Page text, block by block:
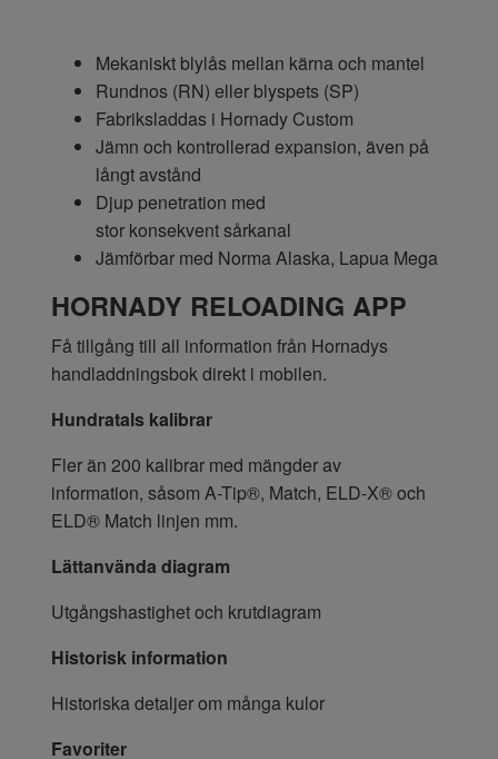
Mekaniskt blylås mellan kärna och mantel
Rundnos (RN) eller blyspets (SP)
Fabriksladdas i Hornady Custom
Jämn och kontrollerad expansion, även på
långt avstånd
Djup penetration med
stor konsekvent sårkanal
Jämförbar med Norma Alaska, Lapua Mega
HORNADY RELOADING APP
Få tillgång till all information från Hornadys
handladdningsbok direkt i mobilen.
Hundratals kalibrar
Fler än 200 kalibrar med mängder av
information, såsom A-Tip®, Match, ELD-X® och
ELD® Match linjen mm.
Lättanvända diagram
Utgångshastighet och krutdiagram
Historisk information
Historiska detaljer om många kulor
Favoriter